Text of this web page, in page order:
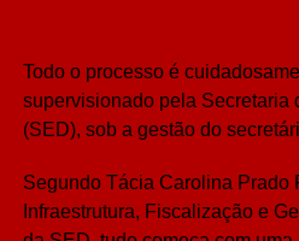
Todo o processo é
supervisionado pela Secretaria
(SED), sob a gestão do
Segundo Tácia Carolina Prado
Infraestrutura, Fiscalização e